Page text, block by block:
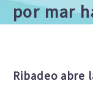
por mar
Ribadeo abre